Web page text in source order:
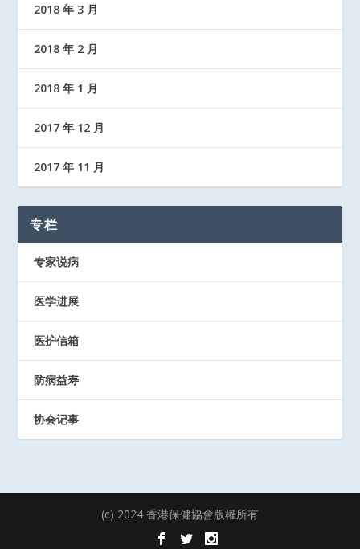
2018 年 3 月
2018 年 2 月
2018 年 1 月
2017 年 12 月
2017 年 11 月
专栏
专家说病
医学进展
医护信箱
防病益寿
协会记事
(c) 2024 香港保健協會版權所有